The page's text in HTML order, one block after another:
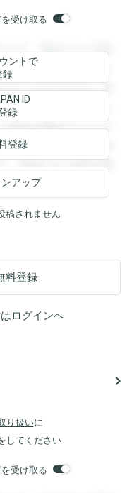
受け取る
ます。登録すると回答
と回答を閲覧すること
ることができます。登
す。登録すると回答を
回答を閲覧することが
ことができます。登録
。登録すると回答を閲
ントで
録
ID
録
登録
アップ
稿されません
料登録
ログインへ
navigate_next
り扱いに
してください
受け取る